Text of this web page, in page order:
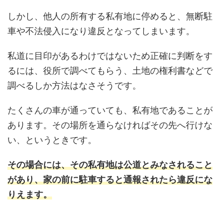
しかし、他人の所有する私有地に停めると、無断駐
車や不法侵入になり違反となってしまいます。
私道に目印があるわけではないため正確に判断をす
るには、役所で調べてもらう、土地の権利書などで
調べるしか方法はなさそうです。
たくさんの車が通っていても、私有地であることが
あります。その場所を通らなければその先へ行けな
い、というときです。
その場合には、その私有地は公道とみなされること
があり、家の前に駐車すると通報されたら違反にな
りえます。